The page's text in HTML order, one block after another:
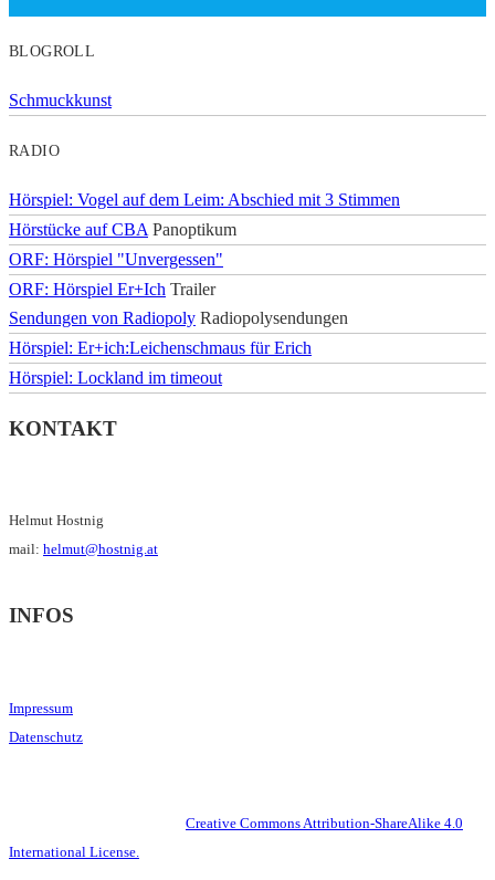
BLOGROLL
Schmuckkunst
RADIO
Hörspiel: Vogel auf dem Leim: Abschied mit 3 Stimmen
Hörstücke auf CBA Panoptikum
ORF: Hörspiel "Unvergessen"
ORF: Hörspiel Er+Ich Trailer
Sendungen von Radiopoly Radiopolysendungen
Hörspiel: Er+ich:Leichenschmaus für Erich
Hörspiel: Lockland im timeout
KONTAKT
Helmut Hostnig
mail: helmut@hostnig.at
INFOS
Impressum
Datenschutz
Creative Commons Attribution-ShareAlike 4.0
International License.